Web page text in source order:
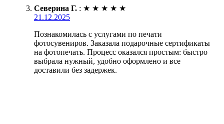
Северина Г. : ★ ★ ★ ★ ★
21.12.2025
Познакомилась с услугами по печати
фотосувениров. Заказала подарочные сертификаты
на фотопечать. Процесс оказался простым: быстро
выбрала нужный, удобно оформлено и все
доставили без задержек.